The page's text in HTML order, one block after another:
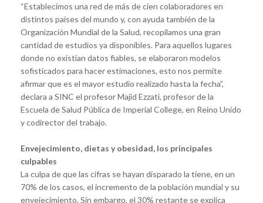
“Establecimos una red de más de cien colaboradores en
distintos países del mundo y, con ayuda también de la
Organización Mundial de la Salud, recopilamos una gran
cantidad de estudios ya disponibles. Para aquellos lugares
donde no existían datos fiables, se elaboraron modelos
sofisticados para hacer estimaciones, esto nos permite
afirmar que es el mayor estudio realizado hasta la fecha”,
declara a SINC el profesor Majid Ezzati, profesor de la
Escuela de Salud Pública de Imperial College, en Reino Unido
y codirector del trabajo.
Envejecimiento, dietas y obesidad, los principales
culpables
La culpa de que las cifras se hayan disparado la tiene, en un
70% de los casos, el incremento de la población mundial y su
envejecimiento. Sin embargo, el 30% restante se explica